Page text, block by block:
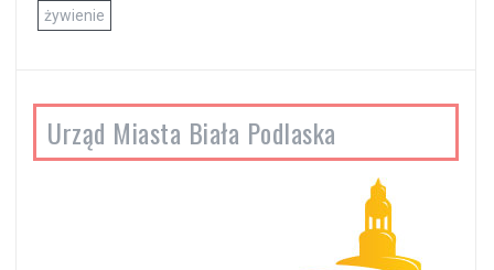
żywienie
Urząd Miasta Biała Podlaska